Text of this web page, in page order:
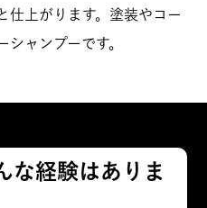
すくとても良かった
に内周2から3回り程
仕上がります。塗装やコー
ャンプーです。
な経験はありま